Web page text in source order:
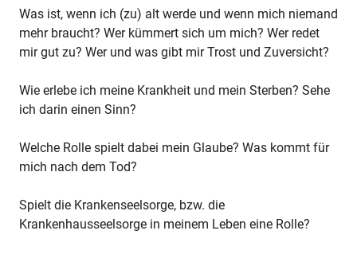
Was ist, wenn ich (zu) alt werde und wenn mich niemand
mehr braucht? Wer kümmert sich um mich? Wer redet
mir gut zu? Wer und was gibt mir Trost und Zuversicht?
Wie erlebe ich meine Krankheit und mein Sterben? Sehe
ich darin einen Sinn?
Welche Rolle spielt dabei mein Glaube? Was kommt für
mich nach dem Tod?
Spielt die Krankenseelsorge, bzw. die
Krankenhausseelsorge in meinem Leben eine Rolle?